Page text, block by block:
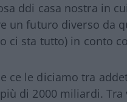
ddi casa nostra in
un futuro diverso da
ci sta tutto) in conto
ce le diciamo tra
di 2000 miliardi. Tra